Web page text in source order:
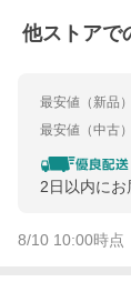
他ストアで
最安値 （新品）
最安値 （中古）
2日以内にお
8/10 10:00時点